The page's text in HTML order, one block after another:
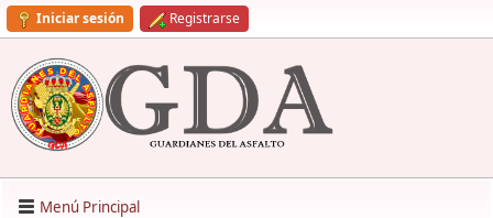
Iniciar sesión Registrarse
Menú Principal